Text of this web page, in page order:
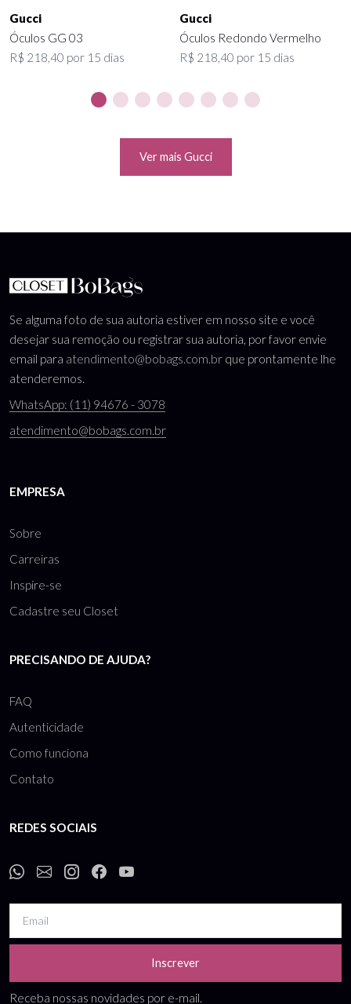
Gucci
Óculos GG 03
R$ 218,40 por 15 dias
Gucci
Óculos Redondo Vermelho
R$ 218,40 por 15 dias
Ver mais Gucci
Se alguma foto de sua autoria estiver em nosso site e você
desejar sua remoção ou registrar sua autoria, por favor envie
email para atendimento@bobags.com.br que prontamente lhe
atenderemos.
WhatsApp: (11) 94676 - 3078
atendimento@bobags.com.br
EMPRESA
Sobre
Carreiras
Inspire-se
Cadastre seu Closet
PRECISANDO DE AJUDA?
FAQ
Autenticidade
Como funciona
Contato
REDES SOCIAIS
Inscrever
Receba nossas novidades por e-mail.